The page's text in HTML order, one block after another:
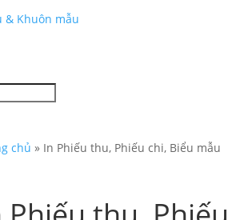
& Khuôn mẫu
chủ » In Phiếu thu, Phiếu chi, Biểu mẫu